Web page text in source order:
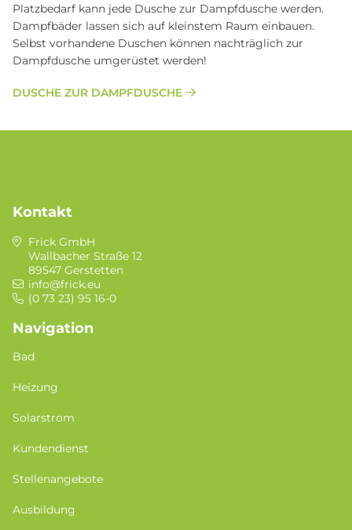
Platzbedarf kann jede Dusche zur Dampfdusche werden.
Dampfbäder lassen sich auf kleinstem Raum einbauen.
Selbst vorhandene Duschen können nachträglich zur
Dampfdusche umgerüstet werden!
DUSCHE ZUR DAMPFDUSCHE
Kontakt
Frick GmbH
Wallbacher Straße 12
89547 Gerstetten
info@frick.eu
(0 73 23) 95 16-0
Navigation
Bad
Heizung
Solarstrom
Kundendienst
Stellenangebote
Ausbildung